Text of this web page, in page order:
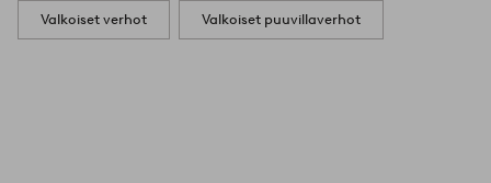
Valkoiset verhot Valkoiset puuvillaverhot